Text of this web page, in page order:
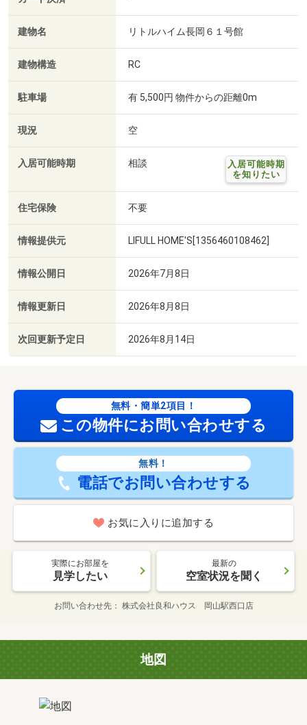
建物名 リトルハイム長岡６１号館
建物構造 RC
駐車場 有 5,500円 物件からの距離0m
現況 空
入居可能時期 相談
入居可能時期
を知りたい
住宅保険 不要
情報提供元 LIFULL HOME'S[1356460108462]
情報公開日 2026年7月8日
情報更新日 2026年8月8日
次回更新予定日 2026年8月14日
無料・簡単2項目！
この物件にお問い合わせする
無料！
電話でお問い合わせする
お気に入りに追加する
実際にお部屋を
見学したい
最新の
空室状況を聞く
お問い合わせ先 株式会社良和ハウス 岡山駅西口店
地図